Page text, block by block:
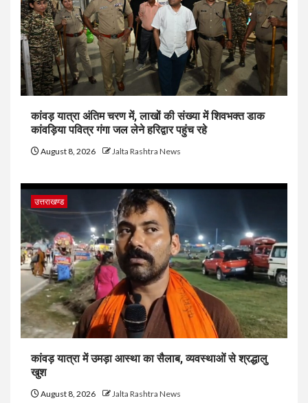
कांवड़ यात्रा अंतिम चरण में, लाखों की संख्या में शिवभक्त डाक
कांवड़िया पवित्र गंगा जल लेने हरिद्वार पहुंच रहे
August 8, 2026 Jalta Rashtra News
उत्तराखण्ड
कांवड़ यात्रा में उमड़ा आस्था का सैलाब, व्यवस्थाओं से श्रद्धालु
खुश
August 8, 2026 Jalta Rashtra News